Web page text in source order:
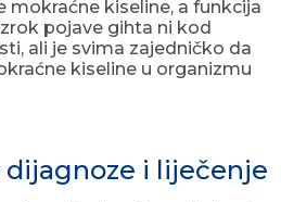
mokraćne kiseline, a funkcija
pojave gihta ni kod
ali je svima zajedničko da
kiseline u organizmu
dijagnoze i liječenje